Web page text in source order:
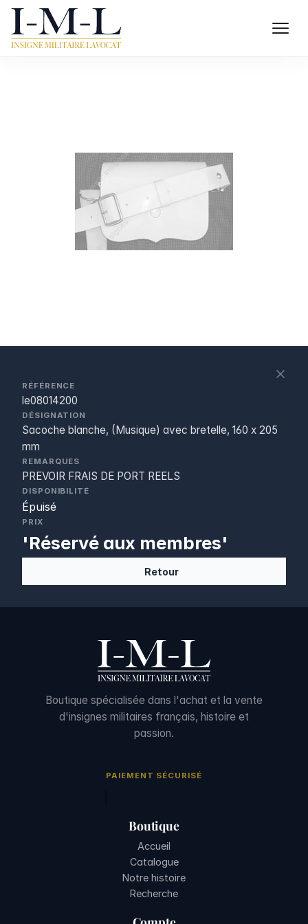
RÉFÉRENCE
le08014200
DÉSIGNATION
Sacoche blanche, (Musique) avec bretelle, 160 x 205
mm
REMARQUES
PREVOIR FRAIS DE PORT REELS
DISPONIBILITÉ
Épuisé
PRIX
'Réservé aux membres'
Retour
Boutique spécialisée dans l'achat et la vente
d'insignes militaires français, histoire et
passion.
PAIEMENT SÉCURISÉ
Boutique
Accueil
Catalogue
Notre histoire
Recherche